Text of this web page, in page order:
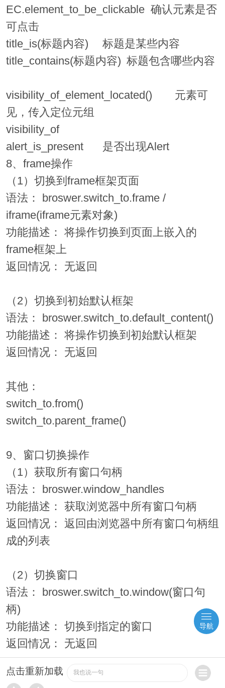
EC.element_to_be_clickable 确认元素是否
可点击
title_is(标题内容)
标题是某些内容
title_contains(标题内容) 标题包含哪些内容
visibility_of_element_located()
元素可
见，传入定位元组
visibility_of
alert_is_present
是否出现Alert
8、frame操作
（1）切换到frame框架页面
语法： broswer.switch_to.frame /
iframe(iframe元素对象)
功能描述： 将操作切换到页面上嵌入的
frame框架上
返回情况： 无返回
（2）切换到初始默认框架
语法： broswer.switch_to.default_content()
功能描述： 将操作切换到初始默认框架
返回情况： 无返回
其他：
switch_to.from()
switch_to.parent_frame()
9、窗口切换操作
（1）获取所有窗口句柄
语法： broswer.window_handles
功能描述： 获取浏览器中所有窗口句柄
返回情况： 返回由浏览器中所有窗口句柄组
成的列表
（2）切换窗口
语法： broswer.switch_to.window(窗口句
柄)
功能描述： 切换到指定的窗口
返回情况： 无返回
10、截图操作
点击重新加载 我也说一句
导航